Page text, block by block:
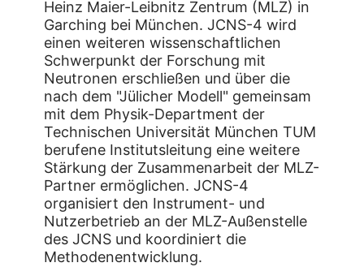
Heinz Maier-Leibnitz Zentrum (MLZ) in
Garching bei München. JCNS-4 wird
einen weiteren wissenschaftlichen
Schwerpunkt der Forschung mit
Neutronen erschließen und über die
nach dem "Jülicher Modell" gemeinsam
mit dem Physik-Department der
Technischen Universität München TUM
berufene Institutsleitung eine weitere
Stärkung der Zusammenarbeit der MLZ-
Partner ermöglichen. JCNS-4
organisiert den Instrument- und
Nutzerbetrieb an der MLZ-Außenstelle
des JCNS und koordiniert die
Methodenentwicklung.